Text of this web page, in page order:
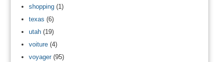
shopping(1)
texas (6)
utah(19)
voiture(4)
voyager(95)